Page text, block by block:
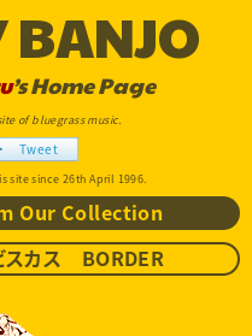
BANJO
’s Home Page
of bluegrass music.
Tweet
site since 26th April 1996.
Our Collection
スカス BORDER